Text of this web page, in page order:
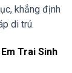
khẳng định
di trú.
Trai Sinh